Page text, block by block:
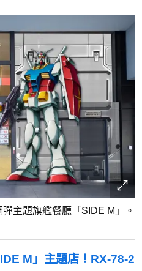
主題旗艦餐廳「SIDE M」。
M」主題店！RX-78-2